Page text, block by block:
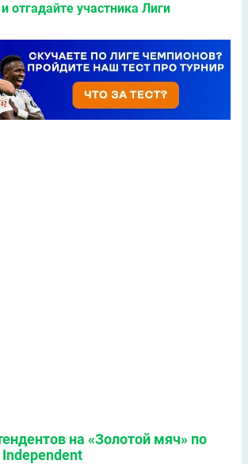
отгадайте участника Лиги
на «Золотой мяч» по